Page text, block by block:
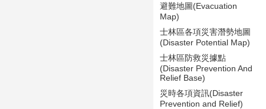
避難地圖(Evacuation
Map)
士林區各項災害潛勢地圖
(Disaster Potential Map)
士林區防救災據點
(Disaster Prevention And
Relief Base)
災時各項資訊(Disaster
Prevention and Relief)